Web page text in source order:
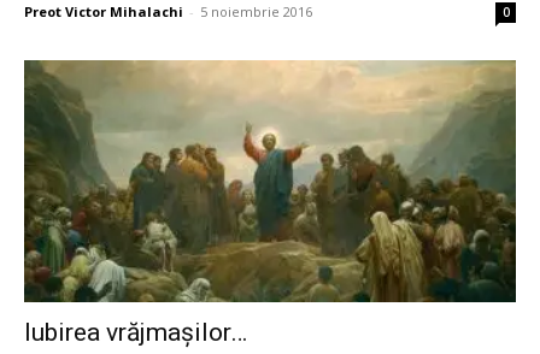
Preot Victor Mihalachi - 5 noiembrie 2016 0
Iubirea vrăjmașilor…